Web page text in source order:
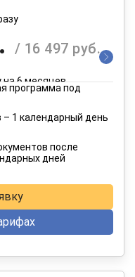
/ 16 497 руб.
на 6 месяцев
/ 8 249 руб.
на 12 месяцев
программа под
– 1 календарный день
после
дней